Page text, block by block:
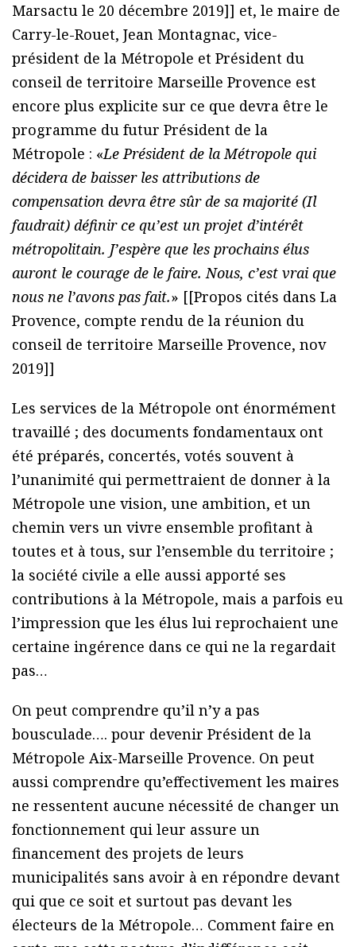
Marsactu le 20 décembre 2019]] et, le maire de
Carry-le-Rouet, Jean Montagnac, vice-
président de la Métropole et Président du
conseil de territoire Marseille Provence est
encore plus explicite sur ce que devra être le
programme du futur Président de la
Métropole : «Le Président de la Métropole qui
décidera de baisser les attributions de
compensation devra être sûr de sa majorité (Il
faudrait) définir ce qu’est un projet d’intérêt
métropolitain. J’espère que les prochains élus
auront le courage de le faire. Nous, c’est vrai que
nous ne l’avons pas fait.» [[Propos cités dans La
Provence, compte rendu de la réunion du
conseil de territoire Marseille Provence, nov
2019]]
Les services de la Métropole ont énormément
travaillé ; des documents fondamentaux ont
été préparés, concertés, votés souvent à
l’unanimité qui permettraient de donner à la
Métropole une vision, une ambition, et un
chemin vers un vivre ensemble profitant à
toutes et à tous, sur l’ensemble du territoire ;
la société civile a elle aussi apporté ses
contributions à la Métropole, mais a parfois eu
l’impression que les élus lui reprochaient une
certaine ingérence dans ce qui ne la regardait
pas…
On peut comprendre qu’il n’y a pas
bousculade…. pour devenir Président de la
Métropole Aix-Marseille Provence. On peut
aussi comprendre qu’effectivement les maires
ne ressentent aucune nécessité de changer un
fonctionnement qui leur assure un
financement des projets de leurs
municipalités sans avoir à en répondre devant
qui que ce soit et surtout pas devant les
électeurs de la Métropole… Comment faire en